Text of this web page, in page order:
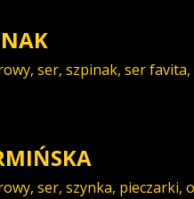
ser, szpinak, ser
ser, szynka,